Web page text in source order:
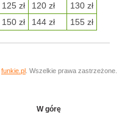
125 zł 120 zł
130 zł
150 zł 144 zł 155 zł
funkie.pl . Wszelkie prawa zastrzeżone.
W górę